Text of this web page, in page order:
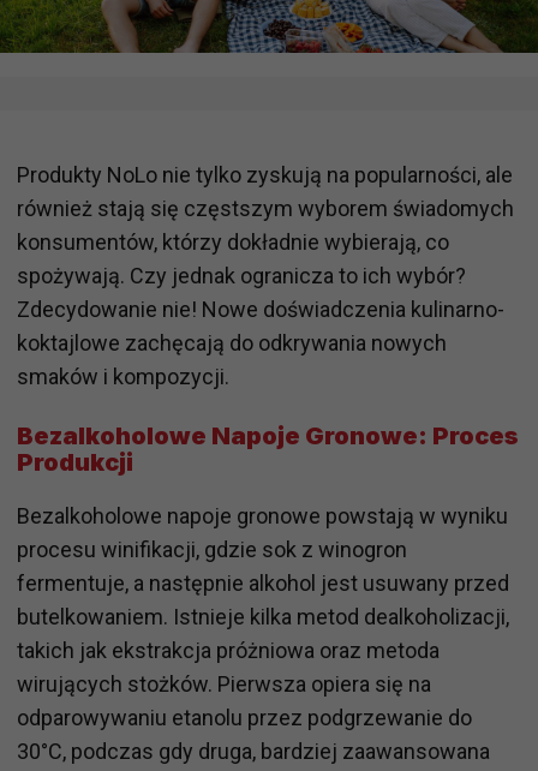
Produkty NoLo nie tylko zyskują na popularności, ale
również stają się częstszym wyborem świadomych
konsumentów, którzy dokładnie wybierają, co
spożywają. Czy jednak ogranicza to ich wybór?
Zdecydowanie nie! Nowe doświadczenia kulinarno-
koktajlowe zachęcają do odkrywania nowych
smaków i kompozycji.
Bezalkoholowe Napoje Gronowe: Proces
Produkcji
Bezalkoholowe napoje gronowe powstają w wyniku
procesu winifikacji, gdzie sok z winogron
fermentuje, a następnie alkohol jest usuwany przed
butelkowaniem. Istnieje kilka metod dealkoholizacji,
takich jak ekstrakcja próżniowa oraz metoda
wirujących stożków. Pierwsza opiera się na
odparowywaniu etanolu przez podgrzewanie do
30°C, podczas gdy druga, bardziej zaawansowana